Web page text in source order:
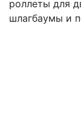
роллеты для
шлагбаумы и